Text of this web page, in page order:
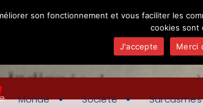
Monde Société Sarcasmes
son fonctionnement et vous faciliter les
cookies sont
J'accepte
Merci